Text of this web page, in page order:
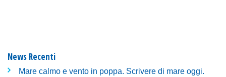
News Recenti
Mare calmo e vento in poppa. Scrivere di mare oggi.